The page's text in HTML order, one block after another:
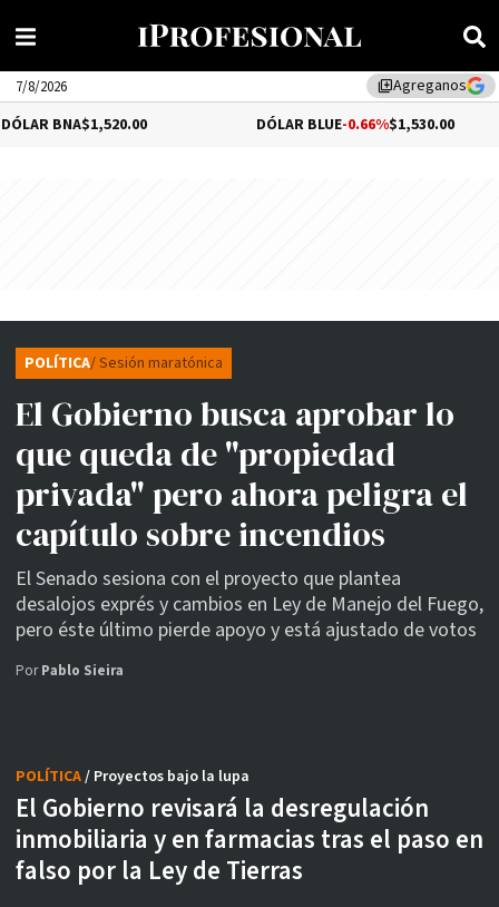
library_addAgreganos
7/8/2026
$1,520.00 DÓLAR BLUE-0.66%$1,530.00
El Gobierno busca aprobar lo
que queda de "propiedad
privada" pero ahora peligra el
capítulo sobre incendios
El Senado sesiona con el proyecto que plantea
desalojos exprés y cambios en Ley de Manejo del Fuego,
pero éste último pierde apoyo y está ajustado de votos
POLÍTICA/ Sesión maratónica
PorPablo Sieira
El Gobierno revisará la desregulación
inmobiliaria y en farmacias tras el paso en
falso por la Ley de Tierras
POLÍTICA/ Proyectos bajo la lupa